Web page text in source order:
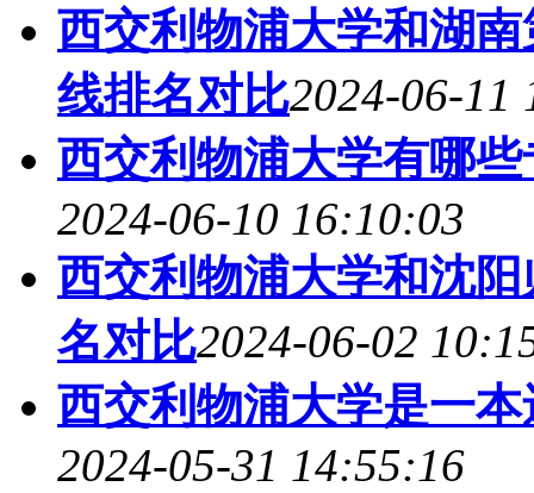
西交利物浦大学和湖
线排名对比2024-06-11
西交利物浦大学有哪
2024-06-10 16:10:03
西交利物浦大学和沈
名对比2024-06-02
西交利物浦大学是一
2024-05-31 14:55:16